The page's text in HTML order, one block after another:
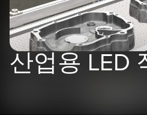
초음파 센서
광섬유 증폭기
광섬유
예측 및 예방적 유지보수용 상태 모
예측 유지보수
예측 유지보수
산업용 LED